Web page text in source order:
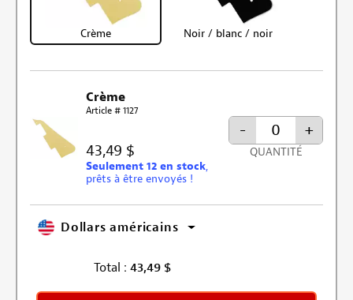
Crème Noir / blanc / noir
Crème
Article # 1127
43,49 $
Seulement 12 en stock,
prêts à être envoyés !
- +
QUANTITÉ
Dollars américains
Total : 43,49 $